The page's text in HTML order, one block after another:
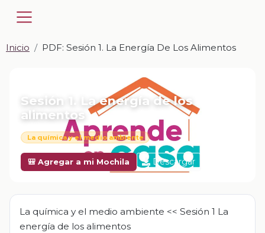
Inicio PDF: Sesión 1. La Energía De Los Alimentos
Sesión 1. La energía de los
alimentos
La química y el medio ambiente
🎒 Agregar a mi Mochila Descargar
La química y el medio ambiente << Sesión 1 La
energía de los alimentos